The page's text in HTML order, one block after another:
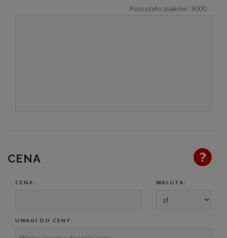
Pozostało znaków: 3000
CENA
CENA: WALUTA:
UWAGI DO CENY: